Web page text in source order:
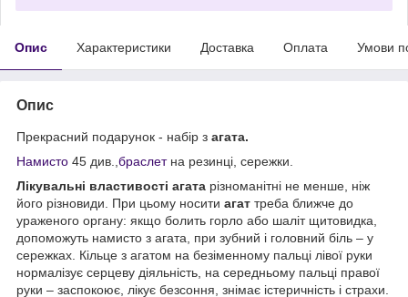
Опис Характеристики Доставка Оплата Умови
Опис
Прекрасний подарунок - набір з агата.
Намисто 45 див., браслетна резинці, сережки.
Лікувальні властивості агата різноманітні не менше, ніж
його різновиди. При цьому носити агат треба ближче до
ураженого органу: якщо болить горло або шаліт щитовидка,
допоможуть намисто з агата, при зубний і головний біль – у
сережках. Кільце з агатом на безіменному пальці лівої руки
нормалізує серцеву діяльність, на середньому пальці правої
руки – заспокоює, лікує безсоння, знімає істеричність і страхи.